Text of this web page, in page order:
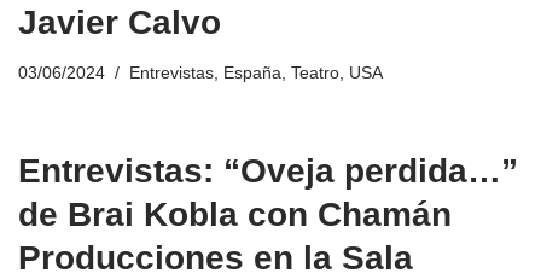
Javier Calvo
03/06/2024 Entrevistas España Teatro USA
Entrevistas: “Oveja perdida…”
de Brai Kobla con Chamán
Producciones en la Sala